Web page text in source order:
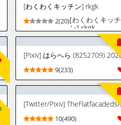
[わくわくキッチン] rkgk
2(20)[わくわくキッチ
ン] rkgk
9(233)
10(490)